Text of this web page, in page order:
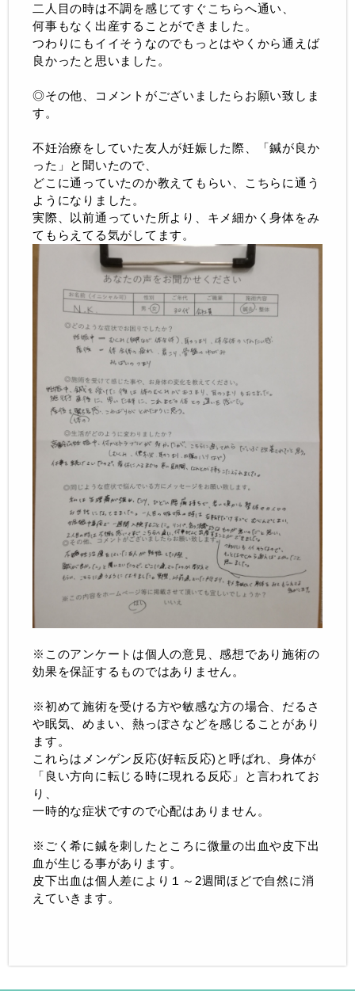
二人目の時は不調を感じてすぐこちらへ通い、
何事もなく出産することができました。
つわりにもイイそうなのでもっとはやくから通えば
良かったと思いました。
◎その他、コメントがございましたらお願い致しま
す。
不妊治療をしていた友人が妊娠した際、「鍼が良か
った」と聞いたので、
どこに通っていたのか教えてもらい、こちらに通う
ようになりました。
実際、以前通っていた所より、キメ細かく身体をみ
てもらえてる気がしてます。
※このアンケートは個人の意見、感想であり施術の
効果を保証するものではありません。
※初めて施術を受ける方や敏感な方の場合、だるさ
や眠気、めまい、熱っぽさなどを感じることがあり
ます。
これらはメンゲン反応(好転反応)と呼ばれ、身体が
「良い方向に転じる時に現れる反応」と言われてお
り、
一時的な症状ですので心配はありません。
※ごく希に鍼を刺したところに微量の出血や皮下出
血が生じる事があります。
皮下出血は個人差により１～2週間ほどで自然に消
えていきます。